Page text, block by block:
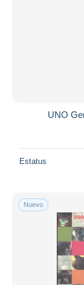
UNO
Estatus
Nuevo